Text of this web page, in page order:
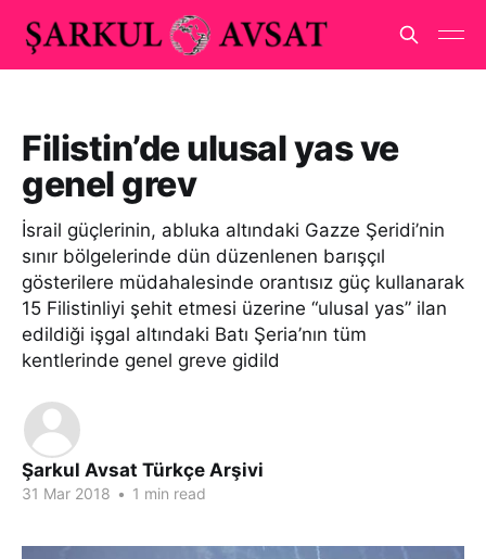
Filistin’de ulusal yas ve
genel grev
İsrail güçlerinin, abluka altındaki Gazze Şeridi’nin
sınır bölgelerinde dün düzenlenen barışçıl
gösterilere müdahalesinde orantısız güç kullanarak
15 Filistinliyi şehit etmesi üzerine “ulusal yas” ilan
edildiği işgal altındaki Batı Şeria’nın tüm
kentlerinde genel greve gidild
Şarkul Avsat Türkçe Arşivi
31 Mar 2018 • 1 min read